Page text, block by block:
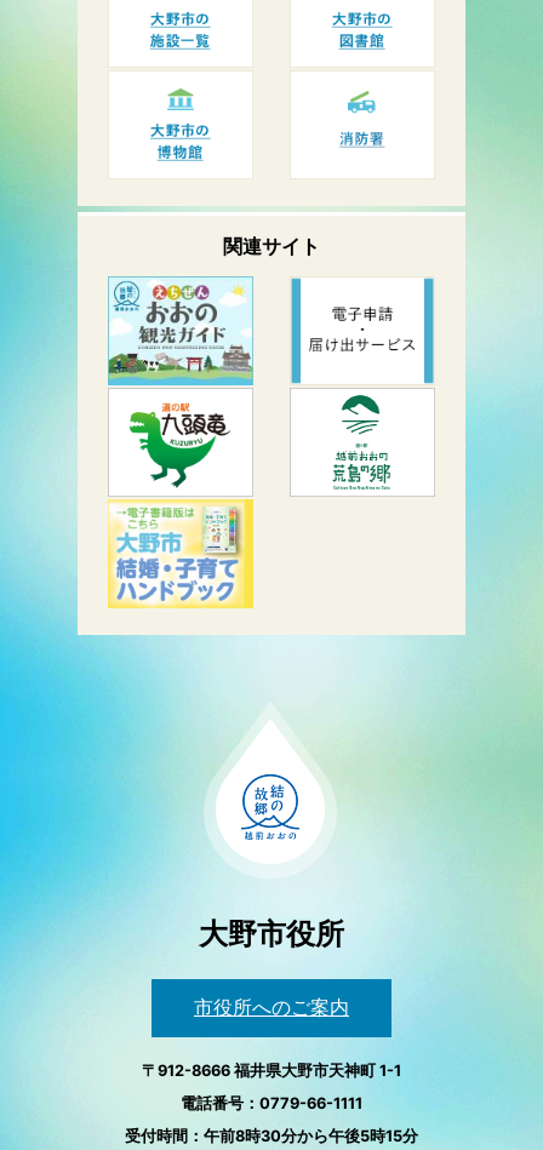
関連サイト
大野市役所
市役所へのご案内
〒912-8666 福井県大野市天神町 1-1
電話番号：0779-66-1111
受付時間：午前8時30分から午後5時15分